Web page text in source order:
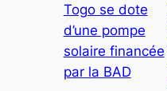
Togo se dote
d’une pompe
solaire financée
par la BAD